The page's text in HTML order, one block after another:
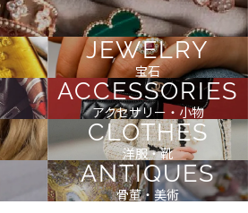
JEWELRY
宝石
ACCESSORIES
アクセサリー・小物
CLOTHES
洋服・靴
ANTIQUES
骨董・美術